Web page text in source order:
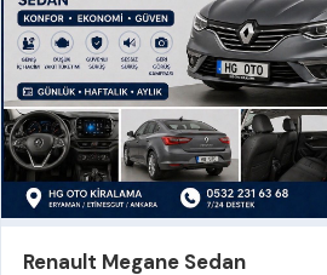
Renault Megane Sedan